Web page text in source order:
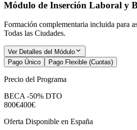
Módulo de Inserción Laboral y
Formación complementaria incluida para
Todas las Ciudades.
Ver Detalles del Módulo
Pago Único
Pago Flexible (Cuotas)
Precio del Programa
BECA -50% DTO
800€400€
Oferta Disponible en España